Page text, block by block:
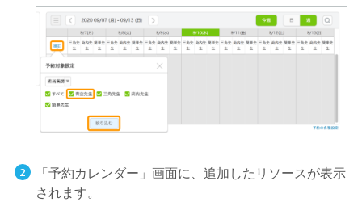
「予約カレンダー」画面に、追加したリソースが表示
されます。